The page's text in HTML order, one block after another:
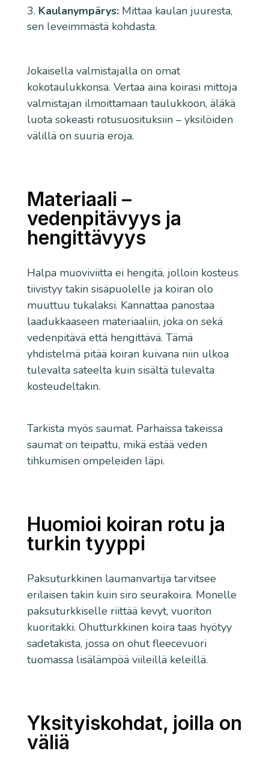
Kaulanympärys:Mittaa kaulan juuresta,
sen leveimmästä kohdasta.
Jokaisella valmistajalla on omat
kokotaulukkonsa. Vertaa aina koirasi mittoja
valmistajan ilmoittamaan taulukkoon, äläkä
luota sokeasti rotusuosituksiin – yksilöiden
välillä on suuria eroja.
Materiaali –
vedenpitävyys ja
hengittävyys
Halpa muoviviitta ei hengitä, jolloin kosteus
tiivistyy takin sisäpuolelle ja koiran olo
muuttuu tukalaksi. Kannattaa panostaa
laadukkaaseen materiaaliin, joka on sekä
vedenpitävä että hengittävä. Tämä
yhdistelmä pitää koiran kuivana niin ulkoa
tulevalta sateelta kuin sisältä tulevalta
kosteudeltakin.
Tarkista myös saumat. Parhaissa takeissa
saumat on teipattu, mikä estää veden
tihkumisen ompeleiden läpi.
Huomioi koiran rotu ja
turkin tyyppi
Paksuturkkinen laumanvartija tarvitsee
erilaisen takin kuin siro seurakoira. Monelle
paksuturkkiselle riittää kevyt, vuoriton
kuoritakki. Ohutturkkinen koira taas hyötyy
sadetakista, jossa on ohut fleecevuori
tuomassa lisälämpöä viileillä keleillä.
Yksityiskohdat, joilla on
väliä